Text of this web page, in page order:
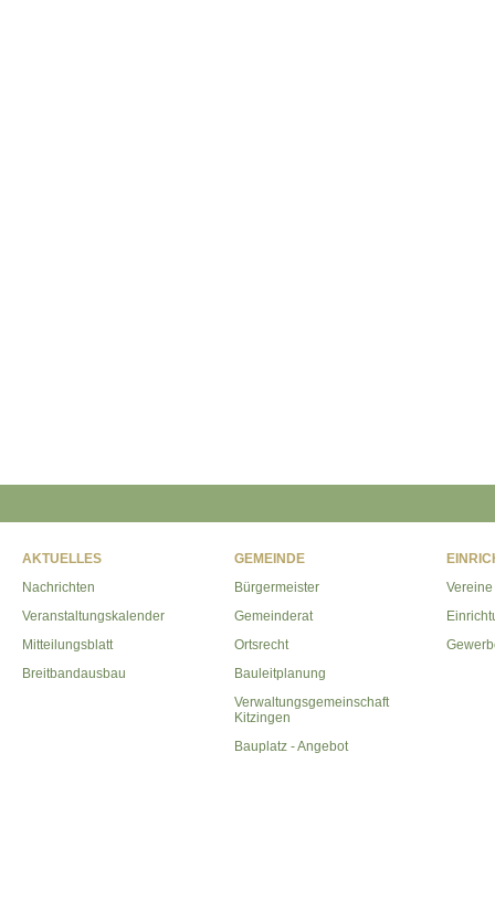
AKTUELLES
Nachrichten
Veranstaltungskalender
Mitteilungsblatt
Breitbandausbau
GEMEINDE
Bürgermeister
Gemeinderat
Ortsrecht
Bauleitplanung
Verwaltungsgemeinschaft
Kitzingen
Bauplatz - Angebot